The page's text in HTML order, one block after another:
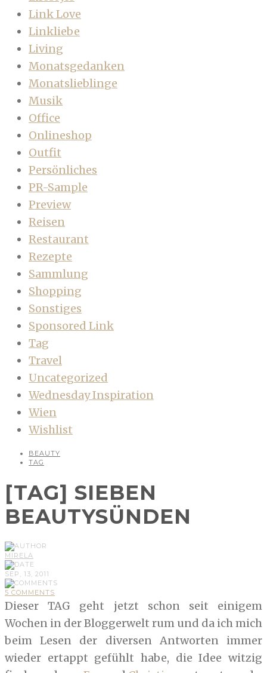
Link Love
Linkliebe
Living
Monatsgedanken
Monatslieblinge
Musik
Office
Onlineshop
Outfit
Persönliches
PR-Sample
Preview
Reisen
Restaurant
Rezepte
Sammlung
Shopping
Sonstiges
Sponsored Link
Tag
Travel
Uncategorized
Wednesday Inspiration
Wien
Wishlist
BEAUTY
TAG
[TAG] SIEBEN
BEAUTYSÜNDEN
MIRELA
SEP, 13, 2011
5 COMMENTS
Dieser TAG geht jetzt schon seit einigem
Wochen in der Bloggerwelt rum und da ich mich
beim Lesen der diversen Antworten immer
wieder ertappt gefühlt habe, die Idee witzig